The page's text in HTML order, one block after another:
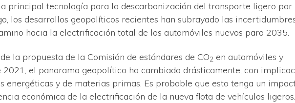
principal tecnología para la descarbonización del transporte ligero por
los desarrollos geopolíticos recientes han subrayado las
hacia la electrificación total de los automóviles nuevos para 2035.
la propuesta de la Comisión de estándares de CO2 en automóviles y
el panorama geopolítico ha cambiado drásticamente, con
energéticas y de materias primas. Es probable que esto tenga un
económica de la electrificación de la nueva flota de vehículos